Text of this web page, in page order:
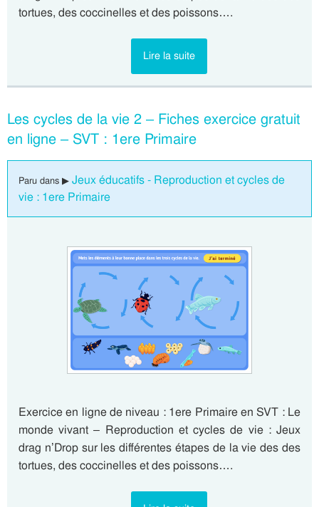
tortues, des coccinelles et des poissons….
Lire la suite
Les cycles de la vie 2 – Fiches exercice gratuit
en ligne – SVT : 1ere Primaire
Paru dans ▶ Jeux éducatifs - Reproduction et cycles de
vie : 1ere Primaire
Exercice en ligne de niveau : 1ere Primaire en SVT : Le
monde vivant – Reproduction et cycles de vie : Jeux
drag n’Drop sur les différentes étapes de la vie des des
tortues, des coccinelles et des poissons….